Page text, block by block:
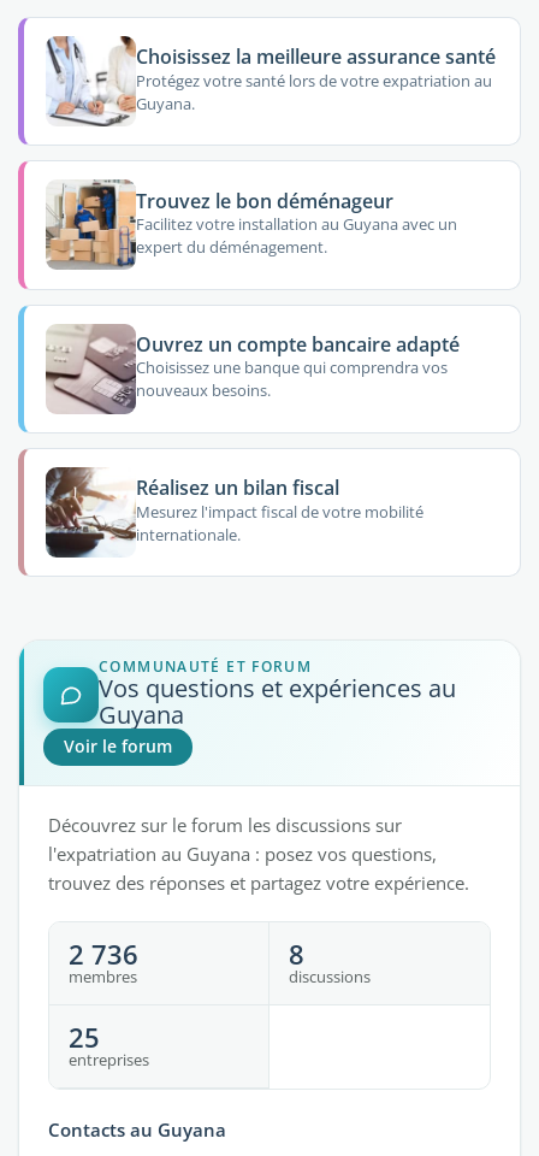
Choisissez la meilleure assurance santé
Protégez votre santé lors de votre expatriation au
Guyana.
Trouvez le bon déménageur
Facilitez votre installation au Guyana avec un
expert du déménagement.
Ouvrez un compte bancaire adapté
Choisissez une banque qui comprendra vos
nouveaux besoins.
Réalisez un bilan fiscal
Mesurez l'impact fiscal de votre mobilité
internationale.
COMMUNAUTÉ ET FORUM
Vos questions et expériences au
Guyana
Voir le forum
Découvrez sur le forum les discussions sur
l'expatriation au Guyana : posez vos questions,
trouvez des réponses et partagez votre expérience.
2 736
membres
8
discussions
25
entreprises
Contacts au Guyana